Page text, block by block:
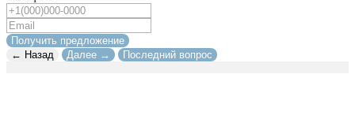
Получить предложение
← Назад
Далее → Последний вопрос